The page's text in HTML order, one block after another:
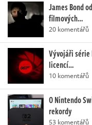
James Bond
filmových…
20 komentářů
Vývojáři
licencí…
10 komentářů
O Nintendo
rekordy
53 komentářů